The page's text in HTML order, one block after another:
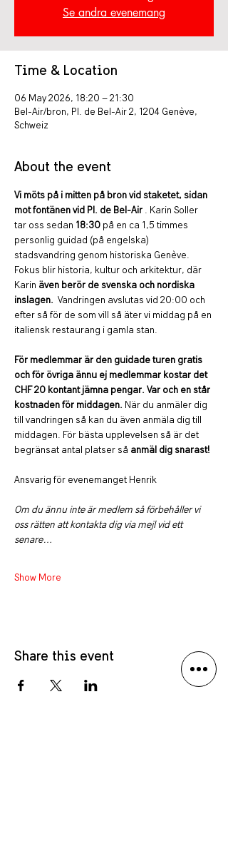
Se andra evenemang
Time & Location
06 May 2026, 18:20 – 21:30
Bel-Air/bron, Pl. de Bel-Air 2, 1204 Genève,
Schweiz
About the event
Vi möts på i mitten på bron vid staketet, sidan
mot fontänen vid Pl. de Bel-Air . Karin Soller
tar oss sedan 18:30 på en ca 1,5 timmes
personlig guidad (på engelska)
stadsvandring genom historiska Genève.
Fokus blir historia, kultur och arkitektur, där
Karin även berör de svenska och nordiska
inslagen.
  Vandringen avslutas vid 20:00 och
efter så för de som vill så äter vi middag på en
italiensk restaurang i gamla stan.
För medlemmar är den guidade turen gratis
och för övriga ännu ej medlemmar kostar det
CHF 20 kontant jämna pengar. Var och en står
kostnaden för middagen. När du anmäler dig
till vandringen så kan du även anmäla dig till
middagen. För bästa upplevelsen så är det
begränsat antal platser så anmäl dig snarast!
Ansvarig för evenemanget Henrik
Om du ännu inte är medlem så förbehåller vi
oss rätten att kontakta dig via mejl vid ett
senare…
Show More
Share this event